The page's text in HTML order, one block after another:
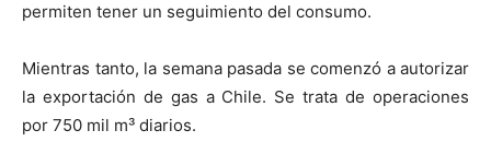
permiten tener un seguimiento del consumo.
Mientras tanto, la semana pasada se comenzó a autorizar
la exportación de gas a Chile. Se trata de operaciones
por 750 mil m³ diarios.